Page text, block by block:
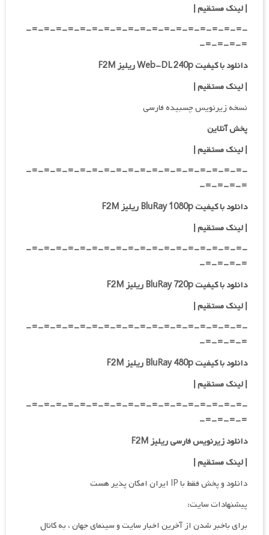
| لینک مستقیم|
-=-=-=-=-=-=-=-=-=-=-=-=-=-=-=-=-=-=-
=-=-=-=-
دانلود با کیفیت Web-DL 240p ریلیز F2M
| لینک مستقیم|
نسخه زیرنویس چسبیده فارسی
پخش آنلاین
| لینک مستقیم|
-=-=-=-=-=-=-=-=-=-=-=-=-=-=-=-=-=-=-
=-=-=-=-
دانلود با کیفیت BluRay 1080p ریلیز F2M
|لینک مستقیم|
-=-=-=-=-=-=-=-=-=-=-=-=-=-=-=-=-=-=-
=-=-=-=-
دانلود با کیفیت BluRay 720p ریلیز F2M
| لینک مستقیم|
-=-=-=-=-=-=-=-=-=-=-=-=-=-=-=-=-=-=-
=-=-=-=-
دانلود با کیفیت BluRay 480p ریلیز F2M
| لینک مستقیم|
-=-=-=-=-=-=-=-=-=-=-=-=-=-=-=-=-=-=-
=-=-=-=-
دانلود زیرنویس فارسی ریلیز F2M
| لینک مستقیم|
دانلود و پخش فقط با IP ایران امکان پذیر هست
پیشنهادات سایت:
برای باخبر شدن از آخرین اخبار سایت و سینمای جهان ، به کانال